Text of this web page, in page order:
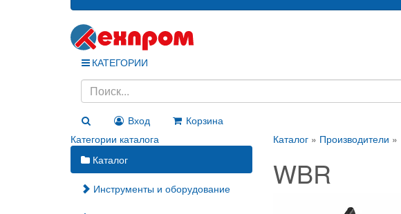
КАТЕГОРИИ
Вход
Корзина
Категории каталога
Каталог
Инструменты и оборудование
Каталог» Производители »
WBR